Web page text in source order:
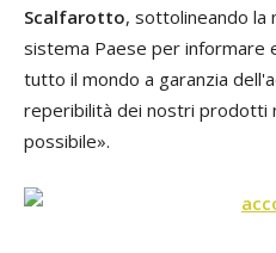
Scalfarotto, sottolineando la
sistema Paese per informare
tutto il mondo a garanzia
reperibilità dei nostri prodotti
possibile».